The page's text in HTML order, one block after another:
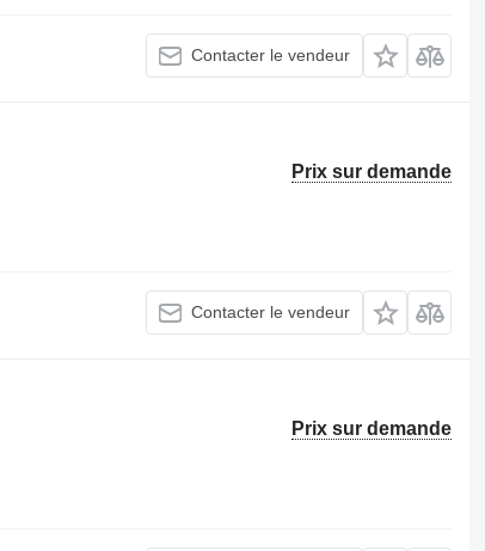
Contacter le vendeur
Prix sur demande
Contacter le vendeur
Prix sur demande